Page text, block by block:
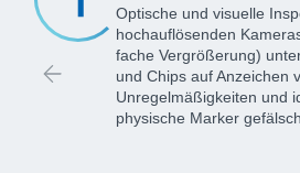
Optische und visuelle
hochauflösenden
fache Vergrößerung)
und Chips auf Anzeichen
Unregelmäßigkeiten und
physische Marker